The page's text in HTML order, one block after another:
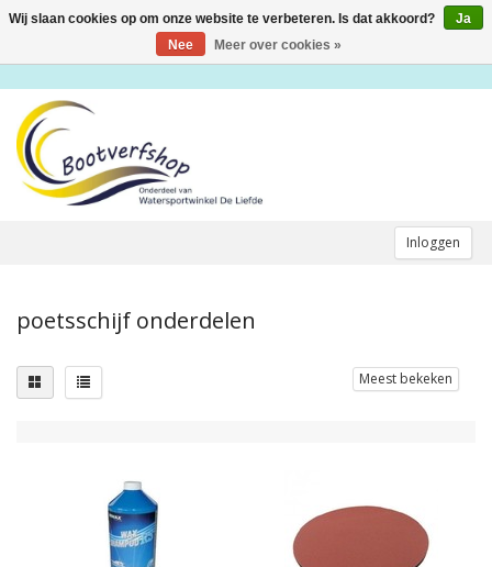
Inloggen
Toggle
poetsschijf onderdelen
Meest bekeken
Wij slaan cookies op om onze website te verbeteren. Is dat akkoord?
Ja
Nee
Meer over cookies »